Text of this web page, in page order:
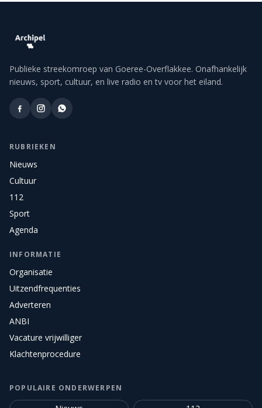
Publieke streekomroep van Goeree-Overflakkee. Onafhankelijk
nieuws, sport, cultuur, en live radio en tv voor het eiland.
RUBRIEKEN
Nieuws
Cultuur
112
Sport
Agenda
INFORMATIE
Organisatie
Uitzendfrequenties
Adverteren
ANBI
Vacature vrijwilliger
Klachtenprocedure
POPULAIRE ONDERWERPEN